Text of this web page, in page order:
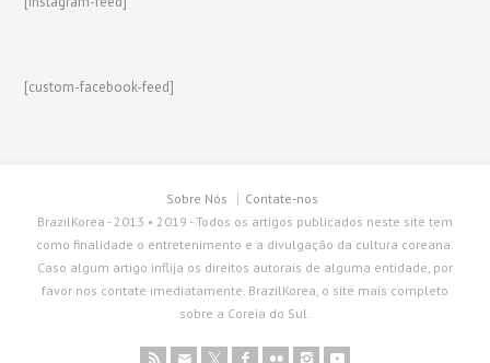
[custom-facebook-feed]
Sobre Nós
Contate-nos
BrazilKorea - 2013 • 2019 - Todos os artigos publicados neste site tem
como finalidade o entretenimento e a divulgação da cultura coreana.
Caso algum artigo inflija os direitos autorais de alguma entidade, por
favor nos contate imediatamente. BrazilKorea, o site mais completo
sobre a Coreia do Sul.